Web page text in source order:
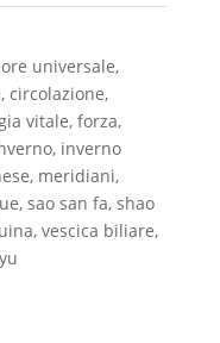
universale,
, circolazione,
vitale, forza,
, inverno
, meridiani,
, sao san fa, shao
, vescica biliare,